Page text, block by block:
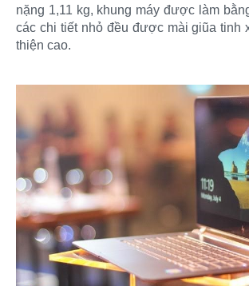
nặng 1,11 kg, khung máy được làm
các chi tiết nhỏ đều được mài giũa tinh
thiện cao.